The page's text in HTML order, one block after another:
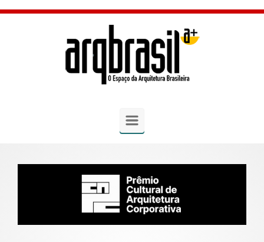
Skip to main content